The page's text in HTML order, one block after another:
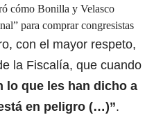
cómo Bonilla y Velasco
para comprar congresistas
con el mayor respeto,
la Fiscalía, que cuando
lo que les han dicho a
en peligro (…)”.